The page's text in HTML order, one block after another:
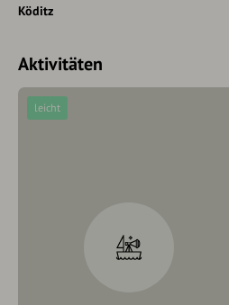
Köditz
Aktivitäten
leicht